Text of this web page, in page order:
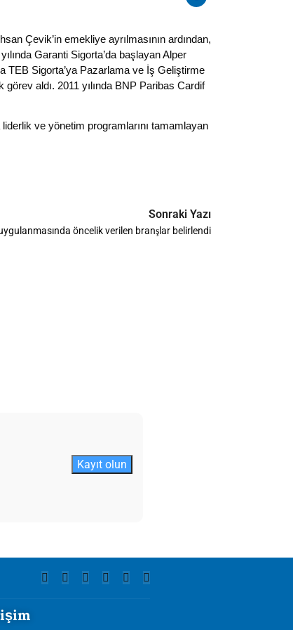
Çevik’in emekliye ayrılmasının ardından,
Garanti Sigorta’da başlayan Alper
TEB Sigorta’ya Pazarlama ve İş Geliştirme
aldı. 2011 yılında BNP Paribas Cardif
ve yönetim programlarını tamamlayan
Sonraki Yazı
öncelik verilen branşlar belirlendi
Kayıt olun